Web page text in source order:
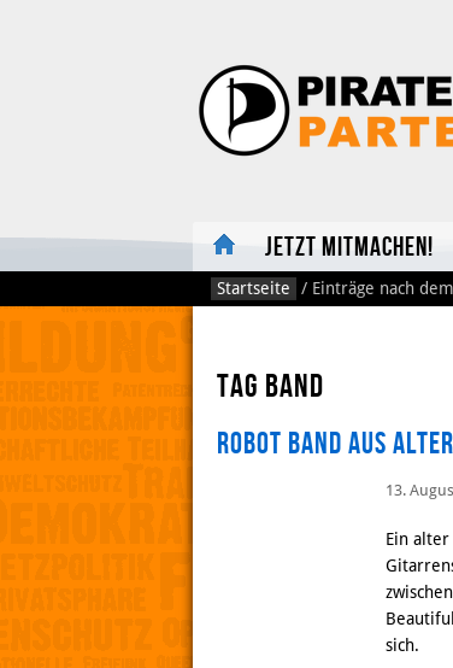
Jetzt mitmachen!
Startseite / Einträge nach
Tag Band
Robot Band aus
13.
Ein
sich.